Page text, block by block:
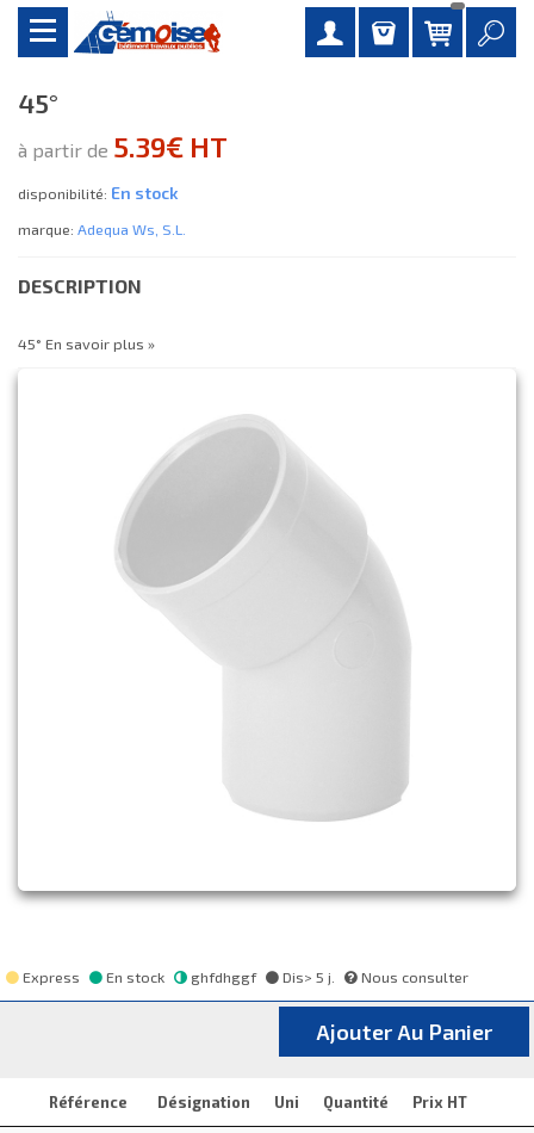
45°
à partir de 5.39€ HT
disponibilité: En stock
marque: Adequa Ws, S.l.
DESCRIPTION
45° En savoir plus »
Express En stock ghfdhggf Dis> 5 j. Nous consulter
Ajouter Au Panier
Référence Désignation Uni Quantité Prix HT